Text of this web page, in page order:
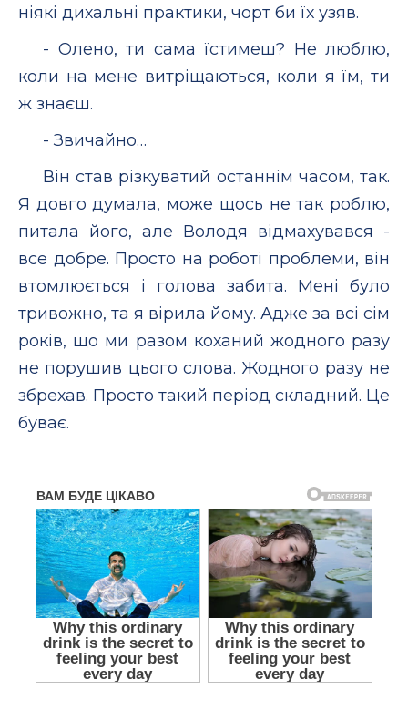
ніякі дихальні практики, чорт би їх узяв.
- Олено, ти сама їстимеш? Не люблю,
коли на мене витріщаються, коли я їм, ти
ж знаєш.
- Звичайно…
Він став різкуватий останнім часом, так.
Я довго думала, може щось не так роблю,
питала його, але Володя відмахувався -
все добре. Просто на роботі проблеми, він
втомлюється і голова забита. Мені було
тривожно, та я вірила йому. Адже за всі сім
років, що ми разом коханий жодного разу
не порушив цього слова. Жодного разу не
збрехав. Просто такий період складний. Це
буває.